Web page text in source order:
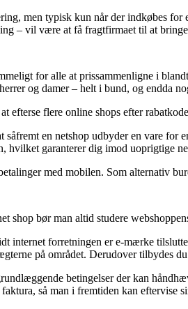
men typisk kun når der indkøbes for
– vil være at få fragtfirmaet til at
for alle at prissammenligne i
og damer – helt i bund, og endda
efterse flere online shops efter
en netshop udbyder en vare
hvilket garanterer dig imod uoprigtige
med mobilen. Som alternativ
shop bør man altid studere
internet forretningen er e-mærke
på området. Derudover tilbydes
betingelser der kan
faktura, så man i fremtiden kan